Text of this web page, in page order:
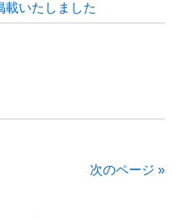
載いたしました
次のページ »